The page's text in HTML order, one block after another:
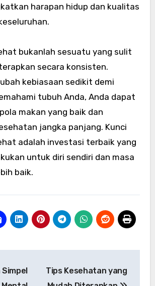
harapan hidup dan kualitas
bukanlah sesuatu yang sulit
secara konsisten.
kebiasaan sedikit demi
tubuh Anda, Anda dapat
makan yang baik dan
jangka panjang. Kunci
adalah investasi terbaik yang
untuk diri sendiri dan masa
baik.
Simpel
Tips Kesehatan yang